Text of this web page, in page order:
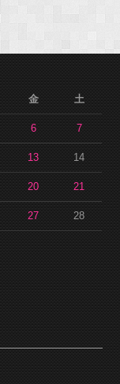
金 土
6 7
13 14
20 21
27 28